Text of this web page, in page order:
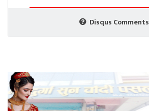
Disqus Comments